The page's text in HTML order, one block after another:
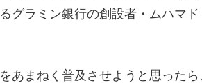
グラミン銀行の創設者・ムハマ
あまねく普及させようと思った